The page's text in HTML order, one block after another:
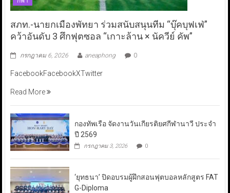
สภท.-นายกเมืองพัทยา ร่วมสนับสนุนทีม “บุ๊คบุฟเฟ่”
คว้าอันดับ 3 ศึกฟุตซอล “เกาะล้าน × นัควีย์ คัพ”
กรกฎาคม 6, 2026 aneaphong 0
FacebookFacebookXTwitter
Read More
กองทัพเรือ จัดงานวันเกียรติยศกีฬานาวี ประจำ
ปี 2569
กรกฎาคม 3, 2026 0
‘ยุทธนา’ ปิดอบรมผู้ฝึกสอนฟุตบอลหลักสูตร FAT
G-Diploma